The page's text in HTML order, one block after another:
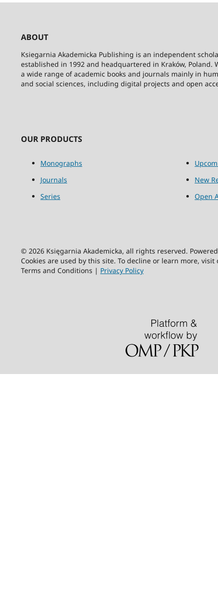
ABOUT
Ksiegarnia Akademicka Publishing is an independent
established in 1992 and headquartered in Kraków, Poland.
a wide range of academic books and journals mainly in
and social sciences, including digital projects and open
OUR PRODUCTS
Monographs
Journals
Series
New
Open
© 2026 Księgarnia Akademicka, all rights reserved.
Cookies are used by this site. To decline or learn more,
Terms and Conditions | Privacy Policy